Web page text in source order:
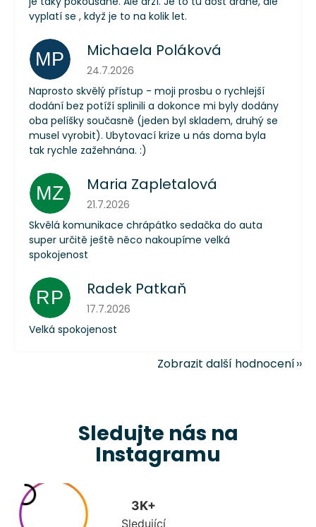
vyplatí se , když je to na kolik let.
MP Michaela Poláková
Hodnocení obchodu je 5 z 5 hvězdiček.
24.7.2026
Naprosto skvělý přístup - moji prosbu o rychlejší
dodání bez potíží splinili a dokonce mi byly dodány
oba pelíšky současně (jeden byl skladem, druhý se
musel vyrobit). Ubytovací krize u nás doma byla
tak rychle zažehnána. :)
MZ Maria Zapletalová
Hodnocení obchodu je 5 z 5 hvězdiček.
21.7.2026
Skvělá komunikace chrápátko sedačka do auta
super určitě ještě něco nakoupíme velká
spokojenost
RP Radek Patkaň
Hodnocení obchodu je 5 z 5 hvězdiček.
17.7.2026
Velká spokojenost
Zobrazit další hodnocení
Sledujte nás na
Instagramu